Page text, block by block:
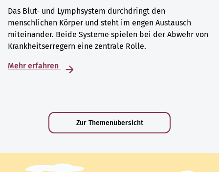
Das Blut- und Lymphsystem durchdringt den
menschlichen Körper und steht im engen Austausch
miteinander. Beide Systeme spielen bei der Abwehr von
Krankheitserregern eine zentrale Rolle.
Mehr erfahren
Zur Themenübersicht